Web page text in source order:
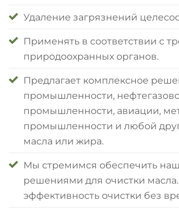
Удаление загрязнений
Применять в соответствии с
природоохранных органов.
Предлагает комплексное
промышленности,
промышленности, авиации,
промышленности и любой
масла или жира.
Мы стремимся обеспечить
решениями для очистки
эффективность очистки без